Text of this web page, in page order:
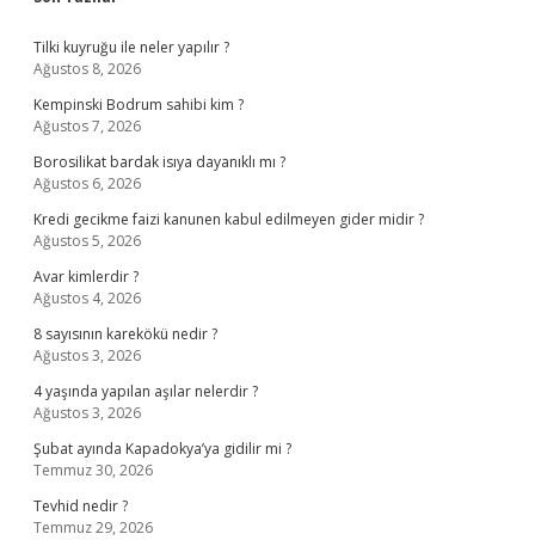
Sidebar
Tilki kuyruğu ile neler yapılır ?
Ağustos 8, 2026
Kempinski Bodrum sahibi kim ?
Ağustos 7, 2026
Borosilikat bardak isıya dayanıklı mı ?
Ağustos 6, 2026
Kredi gecikme faizi kanunen kabul edilmeyen gider midir ?
Ağustos 5, 2026
Avar kimlerdir ?
Ağustos 4, 2026
8 sayısının karekökü nedir ?
Ağustos 3, 2026
4 yaşında yapılan aşılar nelerdir ?
Ağustos 3, 2026
Şubat ayında Kapadokya’ya gidilir mi ?
Temmuz 30, 2026
Tevhid nedir ?
Temmuz 29, 2026